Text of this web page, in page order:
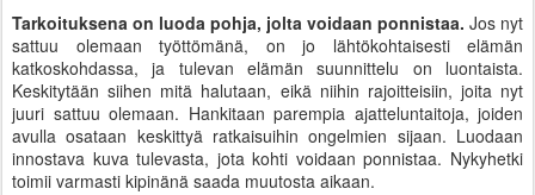
Tarkoituksena on luoda pohja, jolta voidaan ponnistaa. Jos nyt
sattuu olemaan työttömänä, on jo lähtökohtaisesti elämän
katkoskohdassa, ja tulevan elämän suunnittelu on luontaista.
Keskitytään siihen mitä halutaan, eikä niihin rajoitteisiin, joita nyt
juuri sattuu olemaan. Hankitaan parempia ajatteluntaitoja, joiden
avulla osataan keskittyä ratkaisuihin ongelmien sijaan. Luodaan
innostava kuva tulevasta, jota kohti voidaan ponnistaa. Nykyhetki
toimii varmasti kipinänä saada muutosta aikaan.